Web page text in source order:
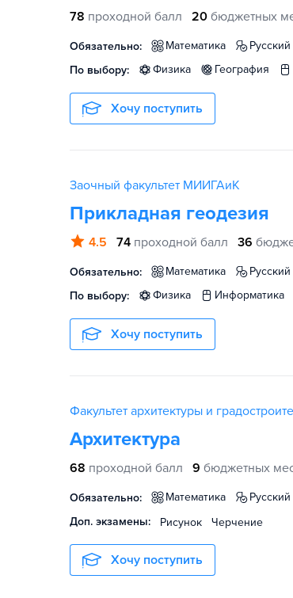
78 проходной балл 20 бюджетных
Обязательно: математика
По выбору:
физика география
Хочу поступить
Заочный факультет МИИГАиК
Прикладная геодезия
4.5 74 проходной балл 36
Обязательно: математика
По выбору:
физика информатика
Хочу поступить
Факультет архитектуры и
Архитектура
68 проходной балл 9 бюджетных
Обязательно: математика
Доп. экзамены:
Рисунок Черчение
Хочу поступить